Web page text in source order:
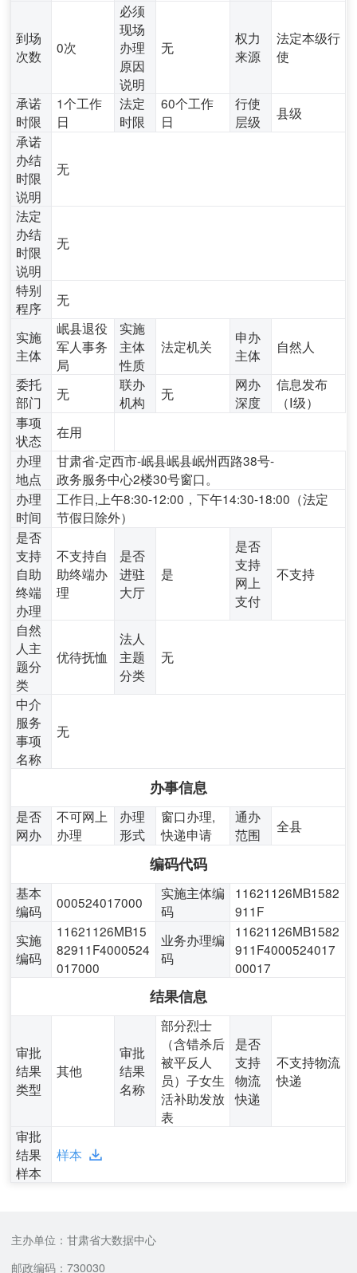
到场
次数
0次
必须
现场
办理
原因
说明
无
权力
来源
法定本级行
使
承诺
时限
1个工作
日
法定
时限
60个工作
日
行使
层级
县级
承诺
办结
时限
说明
无
法定
办结
时限
说明
无
特别
程序
无
实施
主体
岷县退役
军人事务
局
实施
主体
性质
法定机关
申办
主体
自然人
委托
部门
无
联办
机构
无
网办
深度
信息发布
（Ⅰ级）
事项
状态
在用
办理
地点
甘肃省-定西市-岷县岷县岷州西路38号-
政务服务中心2楼30号窗口。
办理
时间
工作日,上午8:30-12:00，下午14:30-18:00（法定
节假日除外）
是否
支持
自助
终端
办理
不支持自
助终端办
理
是否
进驻
大厅
是
是否
支持
网上
支付
不支持
自然
人主
题分
类
优待抚恤
法人
主题
分类
无
中介
服务
事项
名称
无
办事信息
是否
网办
不可网上
办理
办理
形式
窗口办理,
快递申请
通办
范围
全县
编码代码
基本
编码
000524017000
实施主体编
码
11621126MB1582
911F
实施
编码
11621126MB15
82911F4000524
017000
业务办理编
码
11621126MB1582
911F4000524017
00017
结果信息
审批
结果
类型
其他
审批
结果
名称
部分烈士
（含错杀后
被平反人
员）子女生
活补助发放
表
是否
支持
物流
快递
不支持物流
快递
审批
结果
样本
样本
主办单位：甘肃省大数据中心
邮政编码：730030